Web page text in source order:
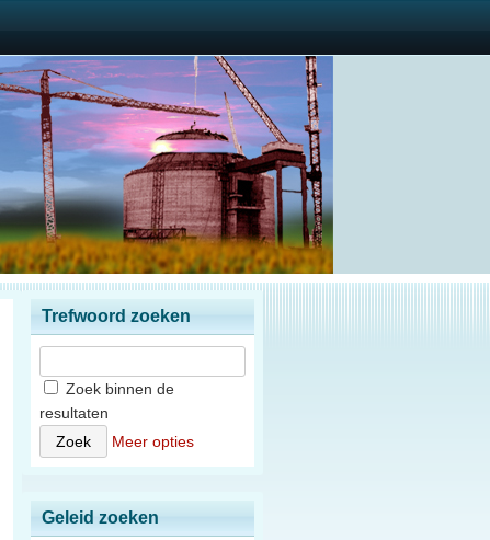
Trefwoord zoeken
Zoek binnen de
resultaten
Meer opties
Geleid zoeken